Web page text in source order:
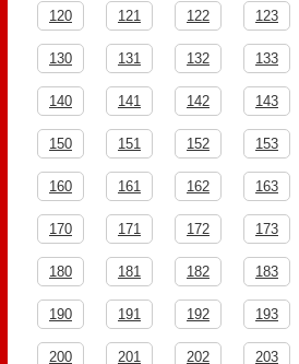
120 121 122 123
130 131 132 133
140 141 142 143
150 151 152 153
160 161 162 163
170 171 172 173
180 181 182 183
190 191 192 193
200 201 202 203